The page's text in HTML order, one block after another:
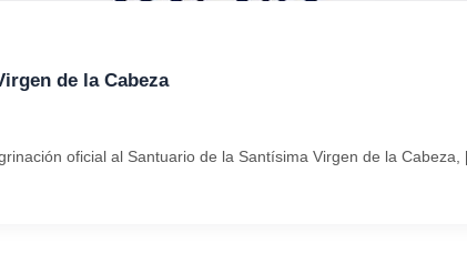
de la Cabeza
oficial al Santuario de la Santísima Virgen de la